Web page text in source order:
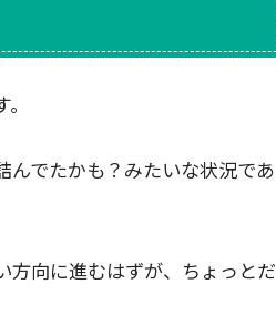
んでたかも？みたいな状況であ
方向に進むはずが、ちょっとだ